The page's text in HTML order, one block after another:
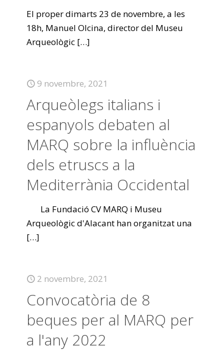
El proper dimarts 23 de novembre, a les
18h, Manuel Olcina, director del Museu
Arqueològic […]
9 novembre, 2021
Arqueòlegs italians i
espanyols debaten al
MARQ sobre la influència
dels etruscs a la
Mediterrània Occidental
La Fundació CV MARQ i Museu
Arqueològic d'Alacant han organitzat una
[…]
2 novembre, 2021
Convocatòria de 8
beques per al MARQ per
a l'any 2022